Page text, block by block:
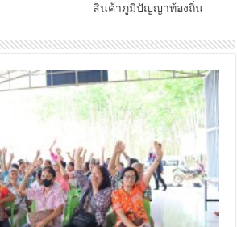
สินค้าภูมิปัญญาท้องถิ่น